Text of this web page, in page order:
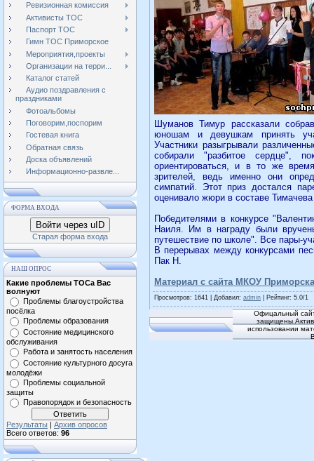
Ревизионная комиссия
Активисты ТОС
Паспорт ТОС
Гимн ТОС Приморское
Мероприятия,проекты
Организации на терри...
Каталог статей
Аудио поздравления с
праздниками
Фотоальбомы
Поговорим,поспорим
Гостевая книга
Обратная связь
Доска объявлений
Информационно-развле...
ФОРМА ВХОДА
Войти через uID
Старая форма входа
НАШ ОПРОС
Какие проблемы ТОСа Вас
волнуют
Проблемы благоустройства
посёлка
Проблемы образования
Состояние медицинского
обслуживания
Работа и занятость населения
Состояние культурного досуга
молодёжи
Проблемы социальной
защиты
Правопорядок и безопасность
Результаты | Архив опросов
Всего ответов: 96
Шуманов Тимур рассказали
юношам и девушкам принять
Участники разыгрывали
собирали "разбитое сердце",
ориентироваться, и в то же
зрителей, ведь именно они
симпатий. Этот приз достался
оценивало жюри в составе
Победителями в конкурсе
Наиля. Им в награду были
путешествие по школе". Все пары-
В перерывах между конкурсами
Пак Н.
Материал с сайта МКОУ
Просмотров: 1641 | Добавил: admin Рейтинг: 5.0/1
Офицальный
использовании